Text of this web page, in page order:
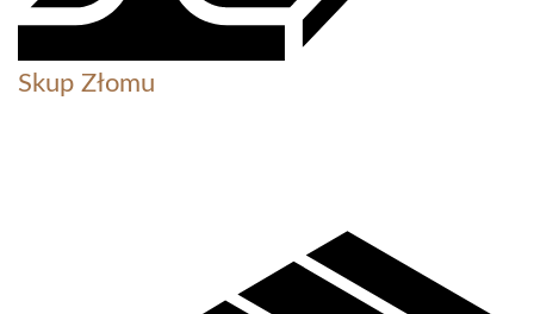
Skup Złomu